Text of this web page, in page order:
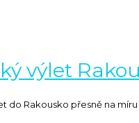
výlet
do Rakousko přesně na